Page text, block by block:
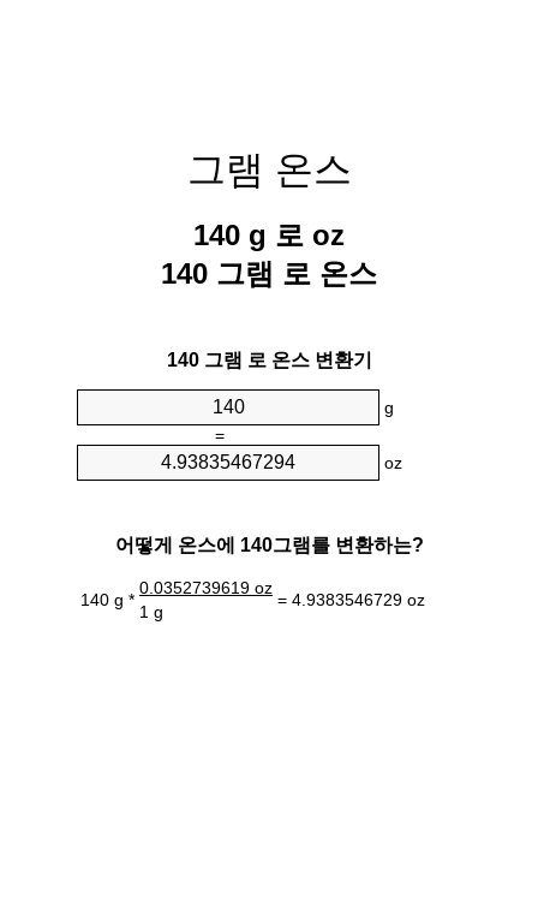
그램 온스
140 g 로 oz
140 그램 로 온스
140 그램 로 온스 변환기
g
=
oz
어떻게 온스에 140그램를 변환하는?
140 g *
0.0352739619 oz
= 4.9383546729 oz
1 g